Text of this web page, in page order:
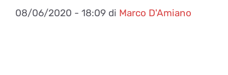
08/06/2020 - 18:09 di Marco D'Amiano